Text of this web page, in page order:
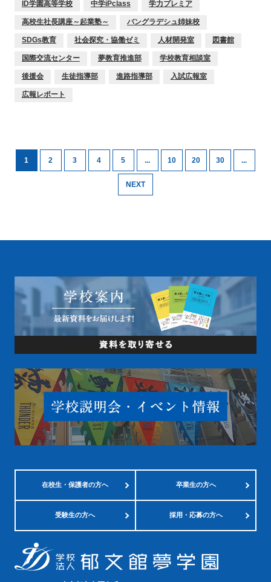
ID学園高等学校 中学iPclass 学力プレミア
高校生社長講座～起業塾～ バングラデシュ姉妹校
SDGs教育 社会探究・協働ゼミ 人材開発室 図書館
国際交流センター 夢教育推進部 学校教育相談室
後援会 生徒指導部 進路指導部 入試広報室
広報レポート
1 2 3 4 5 ... 10 20 30 ...
NEXT
在校生・保護者の方へ 卒業生の方へ
受験生の方へ 採用・応募の方へ